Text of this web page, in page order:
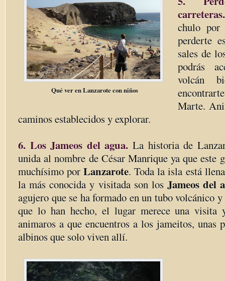
Qué ver en Lanzarote con niños
carreteras.
chulo
perderte
sales de
podrás
volcán
Marte.
caminos establecidos y explorar.
6. Los Jameos del agua. La historia de
unida al nombre de César Manrique ya que este
muchísimo por Lanzarote. Toda la isla está
la más conocida y visitada son losJameos del
agujero que se ha formado en un tubo volcánico
que lo han hecho, el lugar merece una visita
animaros a que encuentros a los jameitos, unas
albinos que solo viven allí.